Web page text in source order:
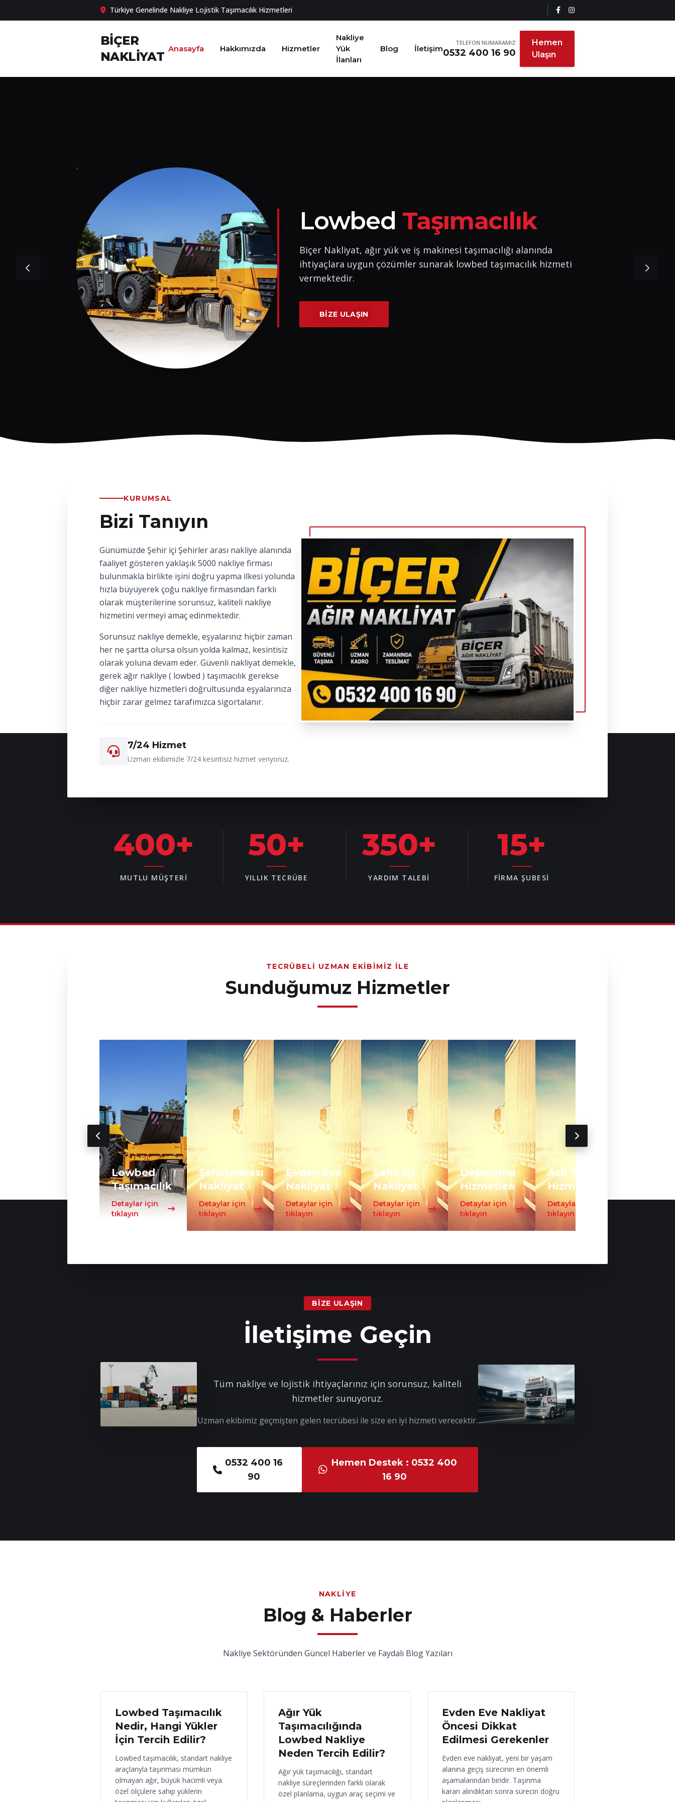
Türkiye Genelinde Nakliye Lojistik Taşımacılık Hizmetleri
BİÇER
NAKLİYAT
Anasayfa Hakkımızda Hizmetler
Nakliye
Yük
İlanları
Blog İletişim
TELEFON NUMARAMIZ
0532 400 16 90
Hemen
Ulaşın
Lowbed Taşımacılık
Biçer Nakliyat, ağır yük ve iş makinesi taşımacılığı alanında
ihtiyaçlara uygun çözümler sunarak lowbed taşımacılık hizmeti
vermektedir.
BIZE ULAŞIN
KURUMSAL
Bizi Tanıyın
Günümüzde Şehir içi Şehirler arası nakliye alanında
faaliyet gösteren yaklaşık 5000 nakliye firması
bulunmakla birlikte işini doğru yapma ilkesi yolunda
hızla büyüyerek çoğu nakliye firmasından farklı
olarak müşterilerine sorunsuz, kaliteli nakliye
hizmetini vermeyi amaç edinmektedir.
Sorunsuz nakliye demekle, eşyalarınız hiçbir zaman
her ne şartta olursa olsun yolda kalmaz, kesintisiz
olarak yoluna devam eder. Güvenli nakliyat demekle,
gerek ağır nakliye ( lowbed ) taşımacılık gerekse
diğer nakliye hizmetleri doğrultusunda eşyalarınıza
hiçbir zarar gelmez tarafımızca sigortalanır.
7/24 Hizmet
Uzman ekibimizle 7/24 kesintisiz hizmet veriyoruz.
400+
MUTLU MÜŞTERI
50+
YILLIK TECRÜBE
350+
YARDIM TALEBI
15+
FIRMA ŞUBESI
TECRÜBELI UZMAN EKIBIMIZ İLE
Sunduğumuz Hizmetler
Lowbed
Taşımacılık
Detaylar için
tıklayın
Şehirlerarası
Nakliyat
Detaylar için
tıklayın
Evden Eve
Nakliyat
Detaylar için
tıklayın
Şehir İçi
Nakliyat
Detaylar için
tıklayın
Depolama
Hizmetleri
Detaylar için
tıklayın
Acil Taşıma
Hizmeti
Detaylar için
tıklayın
BIZE ULAŞIN
İletişime Geçin
Tüm nakliye ve lojistik ihtiyaçlarınız için sorunsuz, kaliteli
hizmetler sunuyoruz.
Uzman ekibimiz geçmişten gelen tecrübesi ile size en iyi hizmeti verecektir.
0532 400 16
90
Hemen Destek : 0532 400
16 90
NAKLIYE
Blog & Haberler
Nakliye Sektöründen Güncel Haberler ve Faydalı Blog Yazıları
18 Haziran 2026
Lowbed Taşımacılık
Nedir, Hangi Yükler
İçin Tercih Edilir?
Lowbed taşımacılık, standart nakliye
araçlarıyla taşınması mümkün
olmayan ağır, büyük hacimli veya
özel ölçülere sahip yüklerin
17 Haziran 2026
Ağır Yük
Taşımacılığında
Lowbed Nakliye
Neden Tercih Edilir?
Ağır yük taşımacılığı, standart
nakliye süreçlerinden farklı olarak
özel planlama, uygun araç seçimi ve
16 Haziran 2026
Evden Eve Nakliyat
Öncesi Dikkat
Edilmesi Gerekenler
Evden eve nakliyat, yeni bir yaşam
alanına geçiş sürecinin en önemli
aşamalarından biridir. Taşınma
kararı alındıktan sonra sürecin doğru